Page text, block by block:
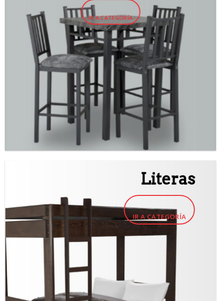
IR A CATEGORÍA
Literas
IR A CATEGORÍA